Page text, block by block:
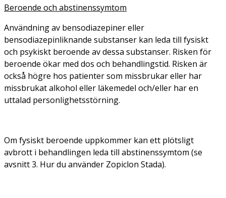
Beroende och abstinenssymtom
Användning av bensodiazepiner eller
bensodiazepinliknande substanser kan leda till fysiskt
och psykiskt beroende av dessa substanser. Risken för
beroende ökar med dos och behandlingstid. Risken är
också högre hos patienter som missbrukar eller har
missbrukat alkohol eller läkemedel och/eller har en
uttalad personlighetsstörning.
Om fysiskt beroende uppkommer kan ett plötsligt
avbrott i behandlingen leda till abstinenssymtom (se
avsnitt 3. Hur du använder Zopiclon Stada).